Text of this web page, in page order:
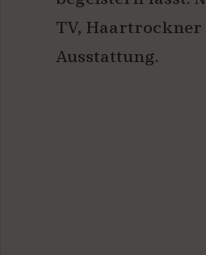
TV, Haartrockner
Ausstattung.